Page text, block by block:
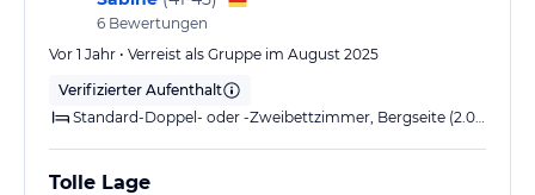
6 Bewertungen
Vor 1 Jahr • Verreist als Gruppe im August 2025
Verifizierter Aufenthalt
Tolle Lage